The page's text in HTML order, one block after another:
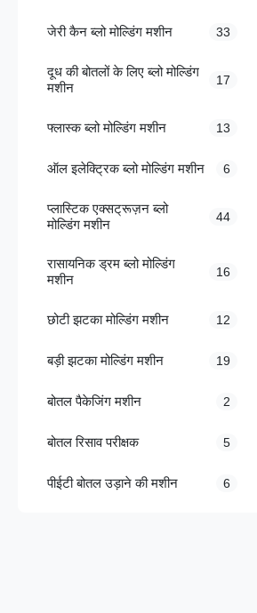
जेरी कैन ब्लो मोल्डिंग मशीन 33
दूध की बोतलों के लिए ब्लो मोल्डिंग
मशीन
17
फ्लास्क ब्लो मोल्डिंग मशीन 13
ऑल इलेक्ट्रिक ब्लो मोल्डिंग मशीन 6
प्लास्टिक एक्सट्रूज़न ब्लो
मोल्डिंग मशीन
44
रासायनिक ड्रम ब्लो मोल्डिंग
मशीन
16
छोटी झटका मोल्डिंग मशीन 12
बड़ी झटका मोल्डिंग मशीन 19
बोतल पैकेजिंग मशीन 2
बोतल रिसाव परीक्षक 5
पीईटी बोतल उड़ाने की मशीन 6